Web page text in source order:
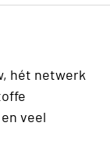
hét netwerk
veel